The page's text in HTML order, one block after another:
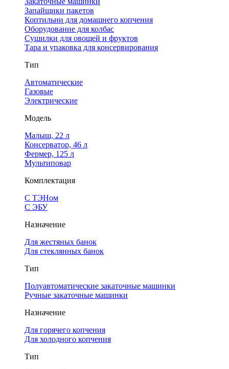
Запайщики пакетов
Коптильни для домашнего копчения
Оборудование для колбас
Сушилки для овощей и фруктов
Тара и упаковка для консервирования
Тип
Автоматические
Газовые
Электрические
Модель
Малыш, 22 л
Консерватор, 46 л
Фермер, 125 л
Мультиповар
Комплектация
С ТЭНом
С ЭБУ
Назначение
Для жестяных банок
Для стеклянных банок
Тип
Полуавтоматические закаточные машинки
Ручные закаточные машинки
Назначение
Для горячего копчения
Для холодного копчения
Тип